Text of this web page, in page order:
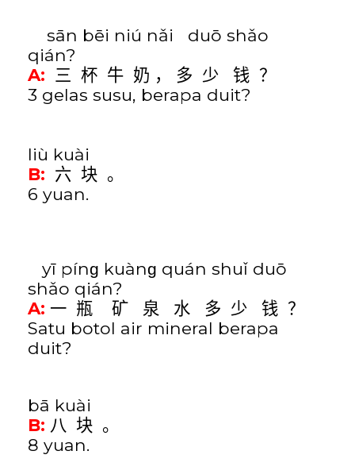
sān bēi niú nǎi
duō shǎo
qián?
A:
三 杯 牛 奶 ， 多 少 钱 ？
3 gelas susu, berapa duit?
liù kuài
B: 六 块 。
6 yuan.
yī pínɡ kuànɡ quán shuǐ duō
shǎo qián?
A: 一 瓶 矿 泉 水 多 少 钱 ？
Satu botol air mineral berapa
duit?
bā kuài
B: 八 块 。
8 yuan.